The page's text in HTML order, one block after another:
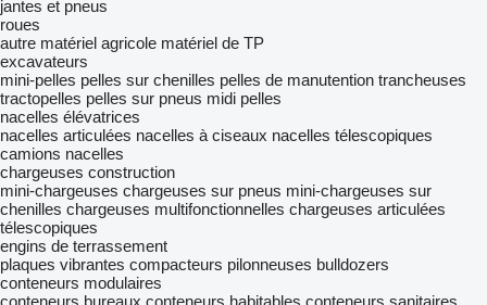
jantes et pneus
roues
autre matériel agricole matériel de TP
excavateurs
mini-pelles pelles sur chenilles pelles de manutention trancheuses
tractopelles pelles sur pneus midi pelles
nacelles élévatrices
nacelles articulées nacelles à ciseaux nacelles télescopiques
camions nacelles
chargeuses construction
mini-chargeuses chargeuses sur pneus mini-chargeuses sur
chenilles chargeuses multifonctionnelles chargeuses articulées
télescopiques
engins de terrassement
plaques vibrantes compacteurs pilonneuses bulldozers
conteneurs modulaires
conteneurs bureaux conteneurs habitables conteneurs sanitaires